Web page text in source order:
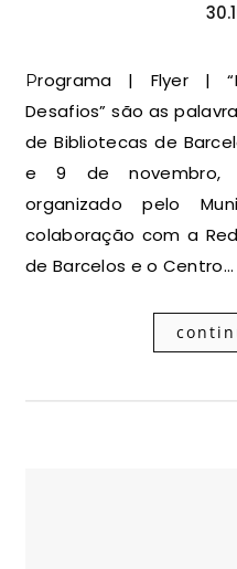
Programa | Flyer | “Leitura, Oportunidades e
Desafios” são as
de Bibliotecas de
e 9 de novembro,
organizado pelo
colaboração com a
de Barcelos e o Centro…